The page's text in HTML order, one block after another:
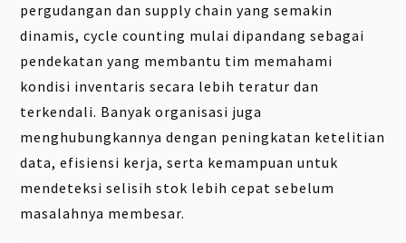
pergudangan dan supply chain yang semakin
dinamis, cycle counting mulai dipandang sebagai
pendekatan yang membantu tim memahami
kondisi inventaris secara lebih teratur dan
terkendali. Banyak organisasi juga
menghubungkannya dengan peningkatan ketelitian
data, efisiensi kerja, serta kemampuan untuk
mendeteksi selisih stok lebih cepat sebelum
masalahnya membesar.